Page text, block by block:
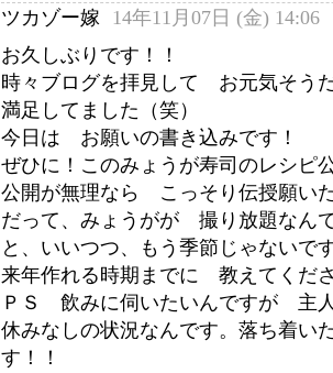
ツカゾー嫁
14年11月07日 (金) 14:06
お久しぶりです！！
時々ブログを拝見して お元気そう
満足してました（笑）
今日は お願いの書き込みです！
ぜひに！このみょうが寿司のレシピ
公開が無理なら こっそり伝授願い
だって、みょうがが 撮り放題なん
と、いいつつ、もう季節じゃないで
来年作れる時期までに 教えてくだ
ＰＳ 飲みに伺いたいんですが 主
休みなしの状況なんです。落ち着
す！！